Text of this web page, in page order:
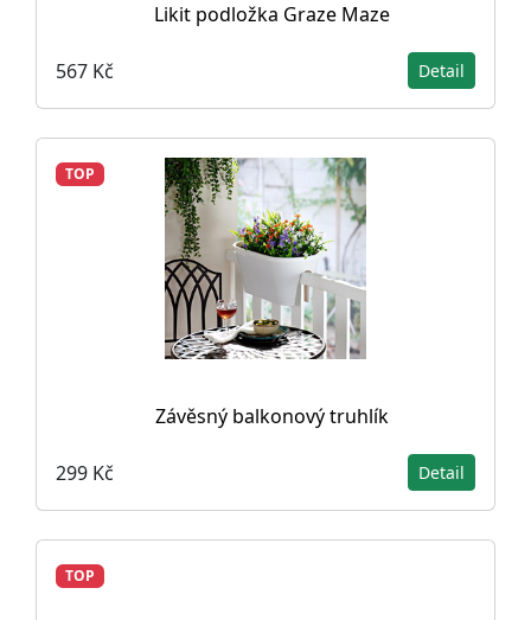
Likit podložka Graze Maze
567 Kč Detail
TOP
Závěsný balkonový truhlík
299 Kč Detail
TOP